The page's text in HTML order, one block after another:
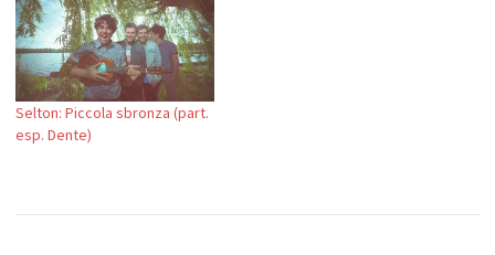
Selton: Piccola sbronza (part.
esp. Dente)